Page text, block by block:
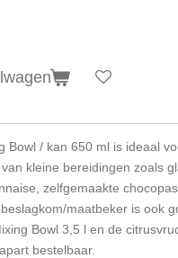
Bowl / kan 650 ml is ideaal
kleine bereidingen zoals
zelfgemaakte
maatbeker is ook
Bowl 3,5 l en de
bestelbaar.